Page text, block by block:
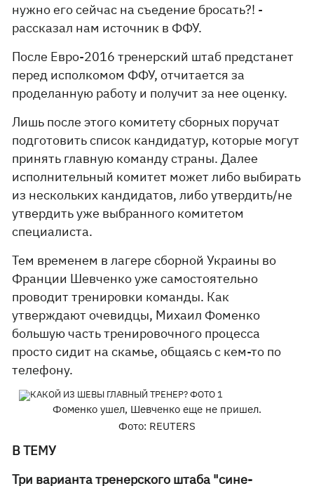
нужно его сейчас на съедение бросать?! -
рассказал нам источник в ФФУ.
После Евро-2016 тренерский штаб предстанет
перед исполкомом ФФУ, отчитается за
проделанную работу и получит за нее оценку.
Лишь после этого комитету сборных поручат
подготовить список кандидатур, которые могут
принять главную команду страны. Далее
исполнительный комитет может либо выбирать
из нескольких кандидатов, либо утвердить/не
утвердить уже выбранного комитетом
специалиста.
Тем временем в лагере сборной Украины во
Франции Шевченко уже самостоятельно
проводит тренировки команды. Как
утверждают очевидцы, Михаил Фоменко
большую часть тренировочного процесса
просто сидит на скамье, общаясь с кем-то по
телефону.
Фоменко ушел, Шевченко еще не пришел.
Фото: REUTERS
В ТЕМУ
Три варианта тренерского штаба "сине-